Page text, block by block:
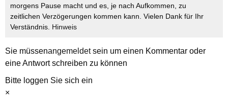
morgens Pause macht und es, je nach Aufkommen, zu
zeitlichen Verzögerungen kommen kann. Vielen Dank für Ihr
Verständnis. Hinweis
Sie müssenangemeldetsein um einen Kommentar oder
eine Antwort schreiben zu können
Bitte loggen Sie sich ein
×